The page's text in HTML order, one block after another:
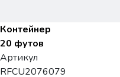
Контейнер
20 футов
Артикул
RFCU2076079